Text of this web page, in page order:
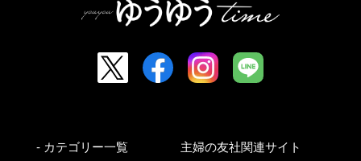
- カテゴリー一覧 主婦の友社関連サイト